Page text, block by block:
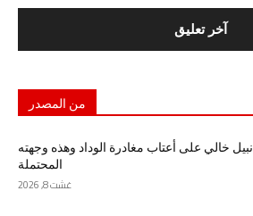
من المصدر
نبيل خالي على أعتاب مغادرة الوداد وهذه وجهته
المحتملة
غشت 8, 2026